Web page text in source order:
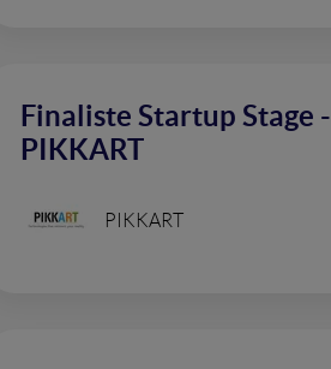
Finaliste Startup Stage -
PIKKART
PIKKART